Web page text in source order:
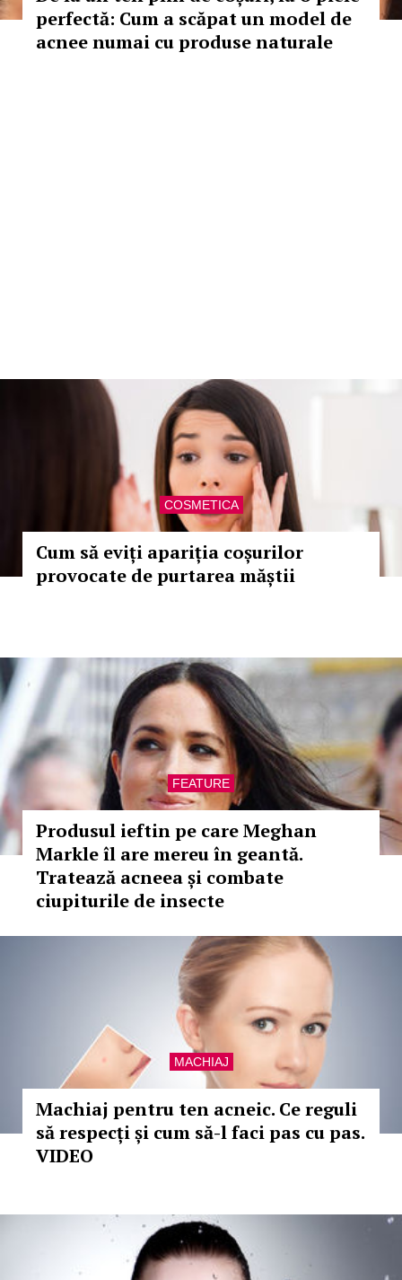
perfectă: Cum a scăpat un model de
acnee numai cu produse naturale
COSMETICA
Cum să eviți apariția coșurilor
provocate de purtarea măștii
FEATURE
Produsul ieftin pe care Meghan
Markle îl are mereu în geantă.
Tratează acneea și combate
ciupiturile de insecte
MACHIAJ
Machiaj pentru ten acneic. Ce reguli
să respecți și cum să-l faci pas cu pas.
VIDEO